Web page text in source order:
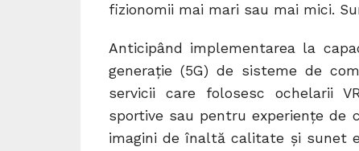
fizionomii mai mari sau mai mici.
Anticipând implementarea la
generație (5G) de sisteme de
servicii care folosesc ochelarii
sportive sau pentru experiențe de
imagini de înaltă calitate și sunet